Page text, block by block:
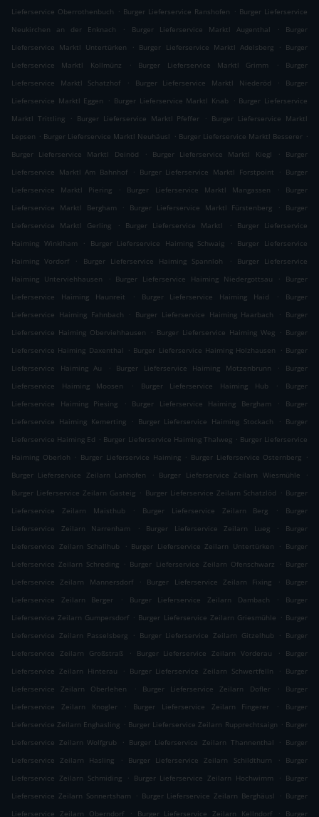
Lieferservice Oberrothenbuch . Burger Lieferservice Ranshofen . Burger Lieferservice
Neukirchen an der Enknach
. Burger Lieferservice Marktl Augenthal .
Burger
Lieferservice Marktl Untertürken
. Burger Lieferservice Marktl Adelsberg . Burger
Lieferservice Marktl Kollmünz
. Burger Lieferservice Marktl Grimm .
Burger
Lieferservice Marktl Schatzhof
. Burger Lieferservice Marktl Niederöd .
Burger
Lieferservice Marktl Eggen
. Burger Lieferservice Marktl Knab . Burger Lieferservice
Marktl Trittling
. Burger Lieferservice Marktl Pfeffer . Burger Lieferservice Marktl
Lepsen . Burger Lieferservice Marktl Neuhäusl . Burger Lieferservice Marktl Besserer .
Burger Lieferservice Marktl Deinöd
. Burger Lieferservice Marktl Kiegl .
Burger
Lieferservice Marktl Am Bahnhof
. Burger Lieferservice Marktl Forstpoint . Burger
Lieferservice Marktl Piering
. Burger Lieferservice Marktl Mangassen .
Burger
Lieferservice Marktl Bergham
. Burger Lieferservice Marktl Fürstenberg .
Burger
Lieferservice Marktl Gerling
. Burger Lieferservice Marktl .
Burger Lieferservice
Haiming Winklham
. Burger Lieferservice Haiming Schwaig . Burger Lieferservice
Haiming Vordorf
. Burger Lieferservice Haiming Spannloh .
Burger Lieferservice
Haiming Unterviehhausen
. Burger Lieferservice Haiming Niedergottsau .
Burger
Lieferservice Haiming Haunreit
. Burger Lieferservice Haiming Haid .
Burger
Lieferservice Haiming Fahnbach
. Burger Lieferservice Haiming Haarbach . Burger
Lieferservice Haiming Oberviehhausen
. Burger Lieferservice Haiming Weg . Burger
Lieferservice Haiming Daxenthal . Burger Lieferservice Haiming Holzhausen . Burger
Lieferservice Haiming Au
. Burger Lieferservice Haiming Motzenbrunn .
Burger
Lieferservice Haiming Moosen
. Burger Lieferservice Haiming Hub .
Burger
Lieferservice Haiming Piesing
. Burger Lieferservice Haiming Bergham .
Burger
Lieferservice Haiming Kemerting
. Burger Lieferservice Haiming Stockach . Burger
Lieferservice Haiming Ed . Burger Lieferservice Haiming Thalweg . Burger Lieferservice
Haiming Oberloh . Burger Lieferservice Haiming . Burger Lieferservice Osternberg .
Burger Lieferservice Zeilarn Lanhofen
. Burger Lieferservice Zeilarn Wiesmühle
.
Burger Lieferservice Zeilarn Gasteig . Burger Lieferservice Zeilarn Schatzlöd . Burger
Lieferservice Zeilarn Maisthub
. Burger Lieferservice Zeilarn Berg .
Burger
Lieferservice Zeilarn Narrenham
. Burger Lieferservice Zeilarn Lueg .
Burger
Lieferservice Zeilarn Schallhub
. Burger Lieferservice Zeilarn Untertürken . Burger
Lieferservice Zeilarn Schreding . Burger Lieferservice Zeilarn Ofenschwarz . Burger
Lieferservice Zeilarn Mannersdorf
. Burger Lieferservice Zeilarn Fixing .
Burger
Lieferservice Zeilarn Berger
. Burger Lieferservice Zeilarn Dambach .
Burger
Lieferservice Zeilarn Gumpersdorf . Burger Lieferservice Zeilarn Griesmühle . Burger
Lieferservice Zeilarn Passelsberg
. Burger Lieferservice Zeilarn Gitzelhub . Burger
Lieferservice Zeilarn Großstraß
. Burger Lieferservice Zeilarn Vorderau .
Burger
Lieferservice Zeilarn Hinterau
. Burger Lieferservice Zeilarn Schwertfelln . Burger
Lieferservice Zeilarn Oberlehen
. Burger Lieferservice Zeilarn Dofler .
Burger
Lieferservice Zeilarn Knogler
. Burger Lieferservice Zeilarn Fingerer .
Burger
Lieferservice Zeilarn Enghasling . Burger Lieferservice Zeilarn Rupprechtsaign . Burger
Lieferservice Zeilarn Wolfgrub
. Burger Lieferservice Zeilarn Thannenthal . Burger
Lieferservice Zeilarn Hasling
. Burger Lieferservice Zeilarn Schildthurn .
Burger
Lieferservice Zeilarn Schmiding
. Burger Lieferservice Zeilarn Hochwimm . Burger
Lieferservice Zeilarn Sonnertsham
. Burger Lieferservice Zeilarn Berghäusl . Burger
Lieferservice Zeilarn Oberndorf
. Burger Lieferservice Zeilarn Kellndorf .
Burger